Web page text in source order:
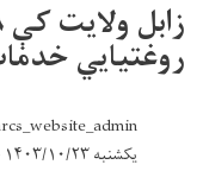
روغتیایي
یکشنبه ۱۴۰۳/۱۰/۲۳ - ۱۱:۳۵